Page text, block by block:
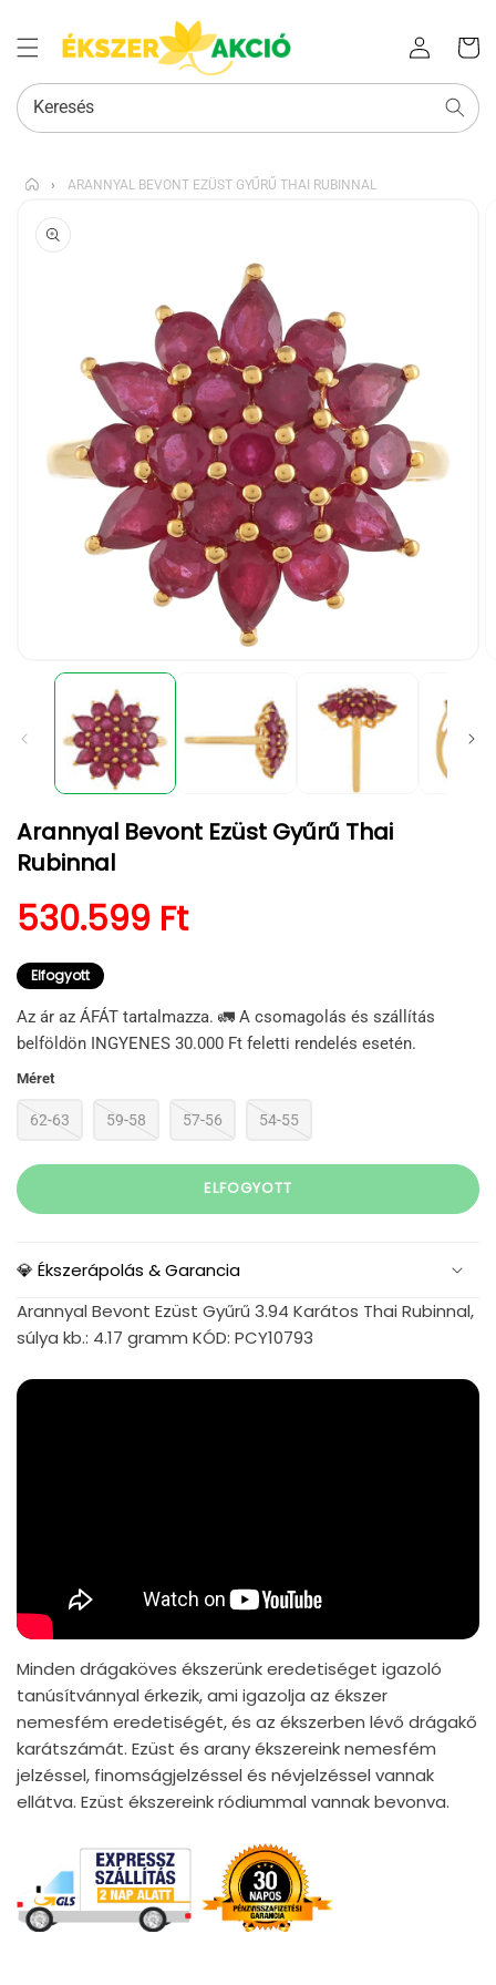
Bejelentkezés
kosara
Keresés
› ARANNYAL BEVONT EZÜST GYŰRŰ THAI RUBINNAL
UGRÁS A
TERMÉKADATOKRA
médiafájl
modális
párbeszédpanelen
Arannyal Bevont Ezüst Gyűrű Thai
Rubinnal
Normál ár
530.599 Ft
Elfogyott
Az ár az ÁFÁT tartalmazza. 🚛 A csomagolás és szállítás
belföldön INGYENES 30.000 Ft feletti rendelés esetén.
Méret
62-63 59-58 57-56 54-55
ELFOGYOTT
💎 Ékszerápolás & Garancia
Arannyal Bevont Ezüst Gyűrű 3.94 Karátos Thai Rubinnal,
súlya kb.: 4.17 gramm KÓD: PCY10793
Minden drágaköves ékszerünk eredetiséget igazoló
tanúsítvánnyal érkezik, ami igazolja az ékszer
nemesfém eredetiségét, és az ékszerben lévő drágakő
karátszámát. Ezüst és arany ékszereink nemesfém
jelzéssel, finomságjelzéssel és névjelzéssel vannak
ellátva. Ezüst ékszereink ródiummal vannak bevonva.